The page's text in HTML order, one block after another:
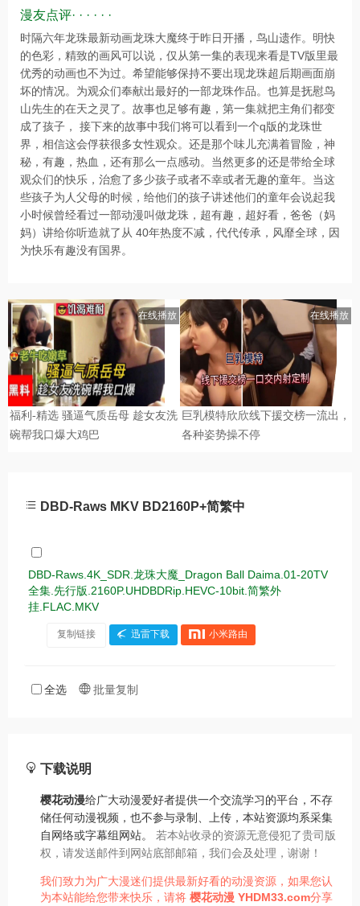
漫友点评· · · · · ·
时隔六年龙珠最新动画龙珠大魔终于昨日开播，鸟山遗作。明快
的色彩，精致的画风可以说，仅从第一集的表现来看是TV版里最
优秀的动画也不为过。希望能够保持不要出现龙珠超后期画面崩
坏的情况。为观众们奉献出最好的一部龙珠作品。也算是抚慰鸟
山先生的在天之灵了。故事也足够有趣，第一集就把主角们都变
成了孩子， 接下来的故事中我们将可以看到一个q版的龙珠世
界，相信这会俘获很多女性观众。还是那个味儿充满着冒险，神
秘，有趣，热血，还有那么一点感动。当然更多的还是带给全球
观众们的快乐，治愈了多少孩子或者不幸或者无趣的童年。当这
些孩子为人父母的时候，给他们的孩子讲述他们的童年会说起我
小时候曾经看过一部动漫叫做龙珠，超有趣，超好看，爸爸（妈
妈）讲给你听造就了从 40年热度不减，代代传承，风靡全球，因
为快乐有趣没有国界。
DBD-Raws MKV BD2160P+简繁中
DBD-Raws.4K_SDR.龙珠大魔_Dragon Ball Daima.01-20TV
全集.先行版.2160P.UHDBDRip.HEVC-10bit.简繁外
挂.FLAC.MKV
复制链接 迅雷下载 小米路由
全选 批量复制
下载说明
樱花动漫给广大动漫爱好者提供一个交流学习的平台，不存
储任何动漫视频，也不参与录制、上传，本站资源均系采集
自网络或字幕组网站。 若本站收录的资源无意侵犯了贵司版
权，请发送邮件到网站底部邮箱，我们会及处理，谢谢！
我们致力为广大漫迷们提供最新好看的动漫资源，如果您认
为本站能给您带来快乐，请将 樱花动漫 YHDM33.com分享